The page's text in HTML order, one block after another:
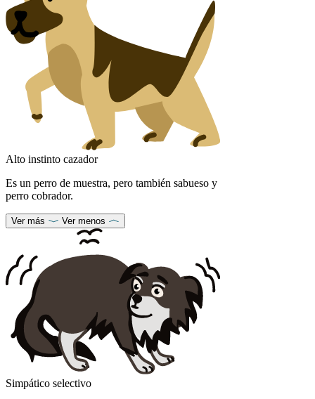
Alto instinto cazador
Es un perro de muestra, pero también sabueso y
perro cobrador.
Ver más Ver menos
Simpático selectivo